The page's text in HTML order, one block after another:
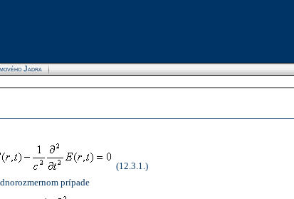
Jadra
(12.3.1.)
prípade